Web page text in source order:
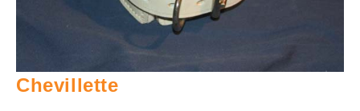
Chevillette